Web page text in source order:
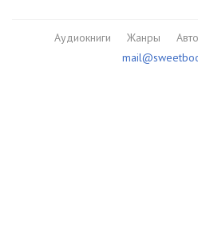
Аудиокниги Жанры